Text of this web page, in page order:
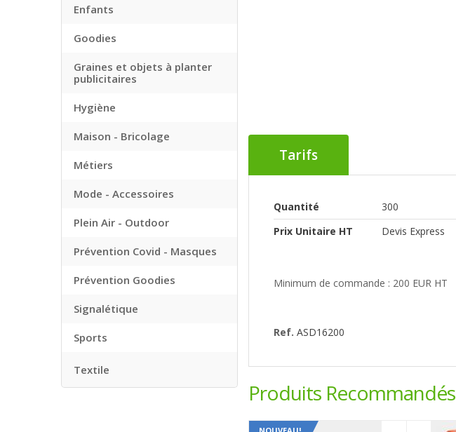
Enfants
Goodies
Graines et objets à planter
publicitaires
Hygiène
Maison - Bricolage
Métiers
Mode - Accessoires
Plein Air - Outdoor
Prévention Covid - Masques
Prévention Goodies
Signalétique
Sports
Textile
Tarifs
Quantité 300
Prix Unitaire HT
Devis Express
Minimum de commande : 200 EUR HT
Ref. ASD16200
Produits Recommandés